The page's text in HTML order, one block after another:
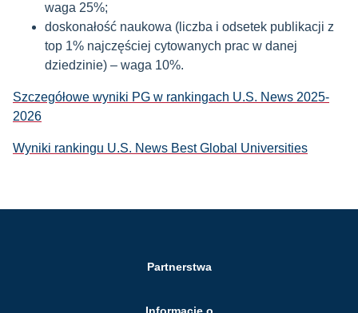
waga 25%;
doskonałość naukowa (liczba i odsetek publikacji z
top 1% najczęściej cytowanych prac w danej
dziedzinie) – waga 10%.
Szczegółowe wyniki PG w rankingach U.S. News 2025-
2026
Wyniki rankingu U.S. News Best Global Universities
Partnerstwa